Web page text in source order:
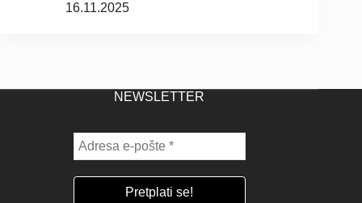
16.11.2025
NEWSLETTER